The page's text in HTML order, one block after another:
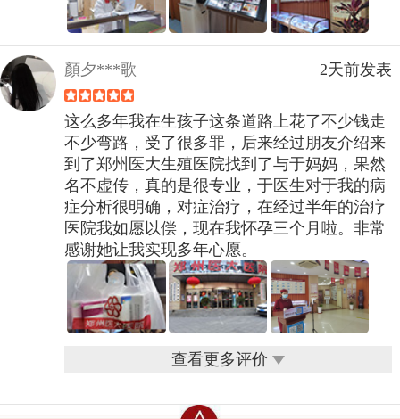
顏夕***歌 2天前发表
这么多年我在生孩子这条道路上花了不少钱走
不少弯路，受了很多罪，后来经过朋友介绍来
到了郑州医大生殖医院找到了与于妈妈，果然
名不虚传，真的是很专业，于医生对于我的病
症分析很明确，对症治疗，在经过半年的治疗
医院我如愿以偿，现在我怀孕三个月啦。非常
感谢她让我实现多年心愿。
查看更多评价